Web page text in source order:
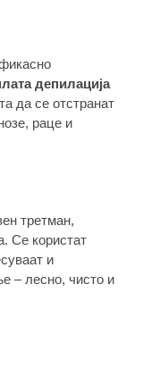
депилација
да се отстранат
раце и
третман,
Се користат
и
– лесно, чисто и